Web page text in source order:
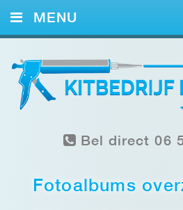
Bel direct 06
MENU
KITWERK
FOTO’S
REFERENTIES
Fotoalbums